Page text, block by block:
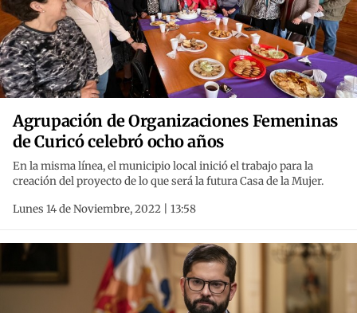
Agrupación de Organizaciones Femeninas
de Curicó celebró ocho años
En la misma línea, el municipio local inició el trabajo para la
creación del proyecto de lo que será la futura Casa de la Mujer.
Lunes 14 de Noviembre, 2022 | 13:58